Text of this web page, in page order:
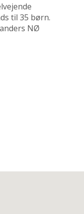
til 35 børn.
NØ